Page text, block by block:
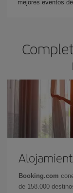
mejores eventos
Booking.com
de 158.000